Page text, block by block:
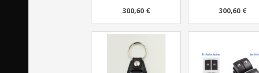
300,60 € 300,60 €